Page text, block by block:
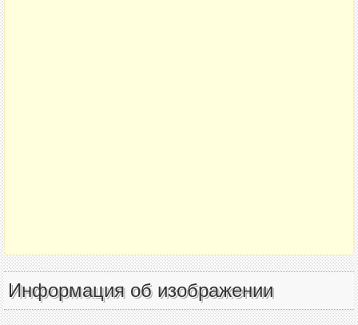
Информация об изображении